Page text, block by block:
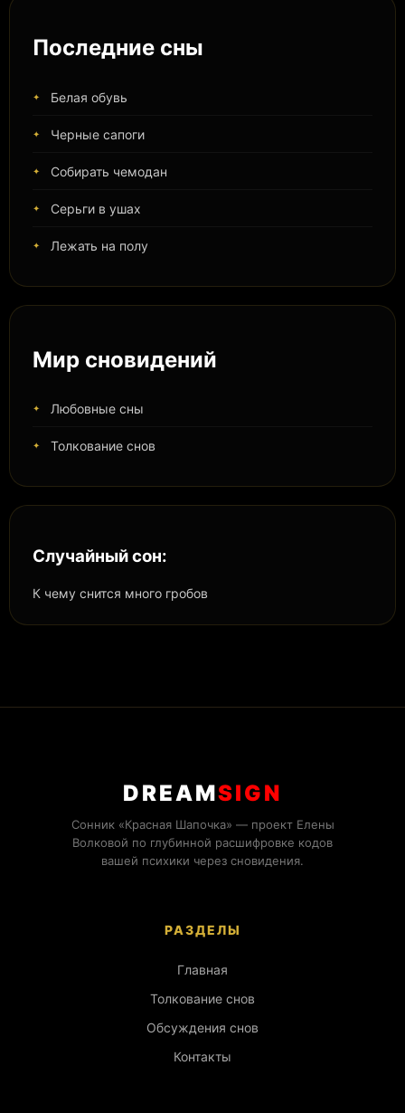
Последние сны
Белая обувь
Черные сапоги
Собирать чемодан
Серьги в ушах
Лежать на полу
Мир сновидений
Любовные сны
Толкование снов
Случайный сон:
К чему снится много гробов
DREAMSIGN
Сонник «Красная Шапочка» — проект Елены
Волковой по глубинной расшифровке кодов
вашей психики через сновидения.
РАЗДЕЛЫ
Главная
Толкование снов
Обсуждения снов
Контакты